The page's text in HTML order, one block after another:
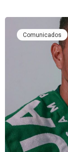
Comunicados